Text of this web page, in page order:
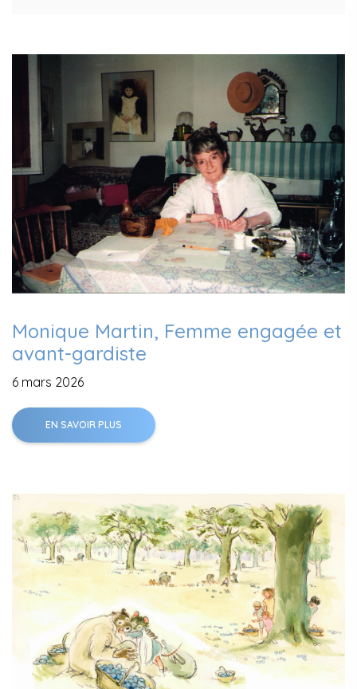
Monique Martin, Femme engagée et
avant-gardiste
6 mars 2026
EN SAVOIR PLUS